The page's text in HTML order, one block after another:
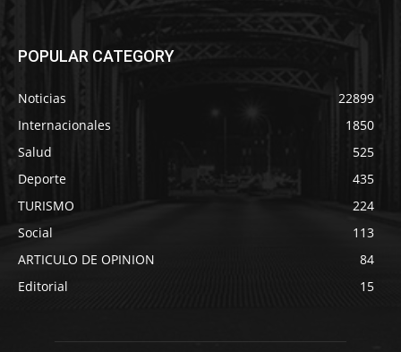
POPULAR CATEGORY
Noticias
22899
Internacionales
1850
Salud
525
Deporte
435
TURISMO
224
Social
113
ARTICULO DE OPINION
84
Editorial
15